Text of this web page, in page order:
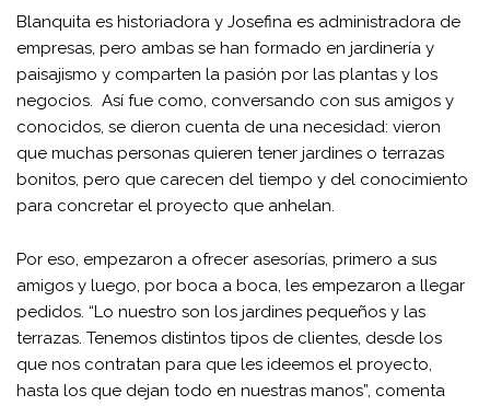
Blanquita es historiadora y Josefina es administradora de
empresas, pero ambas se han formado en jardinería y
paisajismo y comparten la pasión por las plantas y los
negocios. Así fue como, conversando con sus amigos y
conocidos, se dieron cuenta de una necesidad: vieron
que muchas personas quieren tener jardines o terrazas
bonitos, pero que carecen del tiempo y del conocimiento
para concretar el proyecto que anhelan.
Por eso, empezaron a ofrecer asesorías, primero a sus
amigos y luego, por boca a boca, les empezaron a llegar
pedidos. “Lo nuestro son los jardines pequeños y las
terrazas. Tenemos distintos tipos de clientes, desde los
que nos contratan para que les ideemos el proyecto,
hasta los que dejan todo en nuestras manos”, comenta